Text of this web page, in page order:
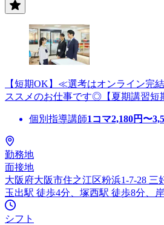
【短期OK】≪選考はオンライン完
ススメのお仕事です◎【夏期講習短
個別指導講師1コマ2,180円〜
勤務地
面接地
大阪府大阪市住之江区粉浜1-7-28 三
玉出駅 徒歩4分、塚西駅 徒歩8分、
シフト